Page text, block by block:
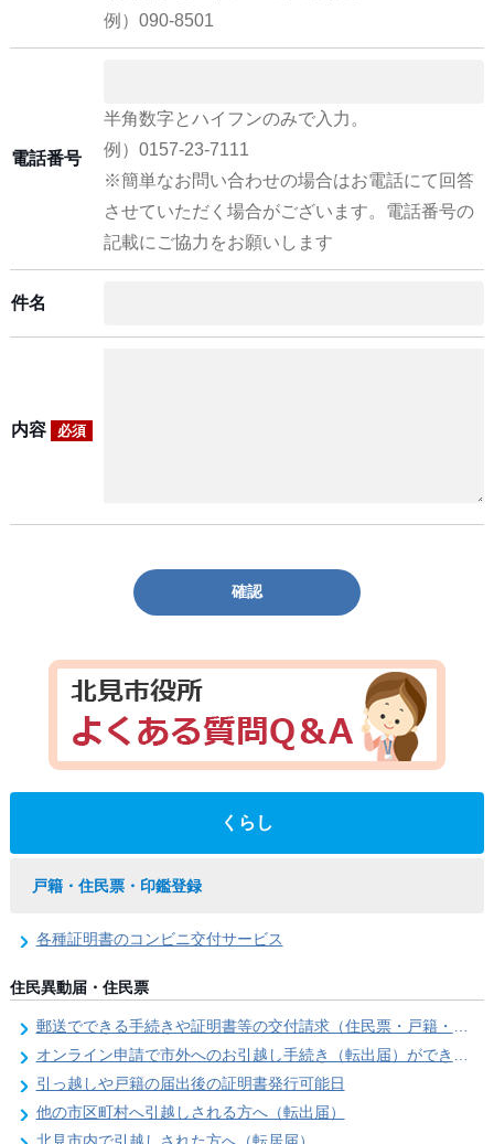
例）090-8501
電話番号
半角数字とハイフンのみで入力。
例）0157-23-7111
※簡単なお問い合わせの場合はお電話にて回答
させていただく場合がございます。電話番号の
記載にご協力をお願いします
件名
内容 必須
確認
くらし
戸籍・住民票・印鑑登録
各種証明書のコンビニ交付サービス
住民異動届・住民票
郵送でできる手続きや証明書等の交付請求（住民票・戸籍・国民年金関係）
オンライン申請で市外へのお引越し手続き（転出届）ができます
引っ越しや戸籍の届出後の証明書発行可能日
他の市区町村へ引越しされる方へ（転出届）